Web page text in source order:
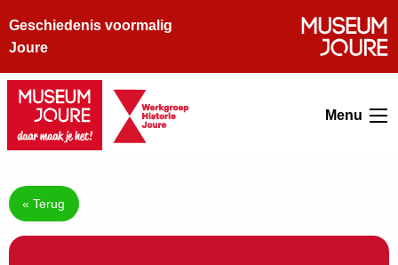
Geschiedenis voormalig
Joure
Menu
« Terug